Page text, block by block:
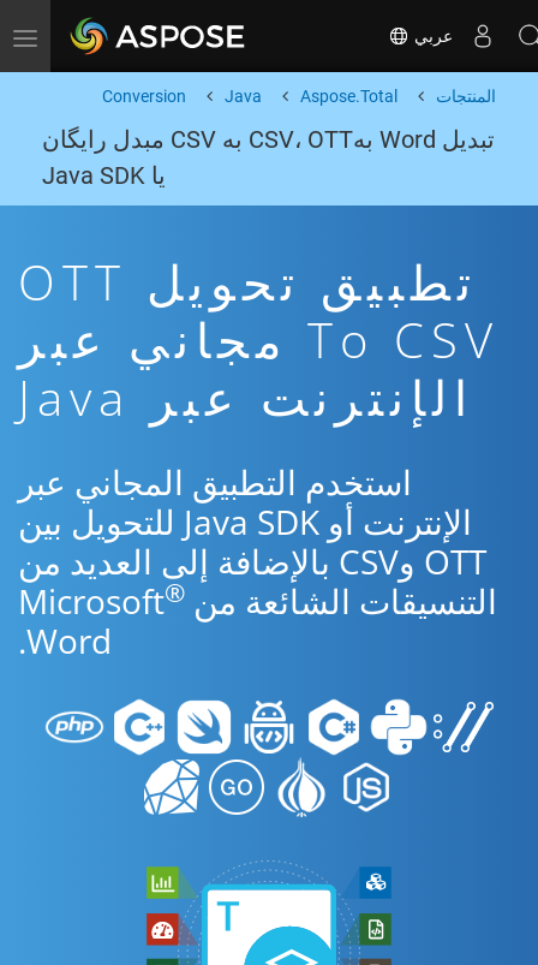
Toggle navigation عربي
المنتجات Aspose.Total
Java
Conversion
تبدیل Word بهCSV، OTT به CSV مبدل رایگان
یا Java SDK
تطبيق تحويل OTT
To CSV مجاني عبر
الإنترنت عبر Java
استخدم التطبيق المجاني عبر
الإنترنت أو Java SDK للتحويل بين
OTT وCSV بالإضافة إلى العديد من
التنسيقات الشائعة من Microsoft ®
Word.